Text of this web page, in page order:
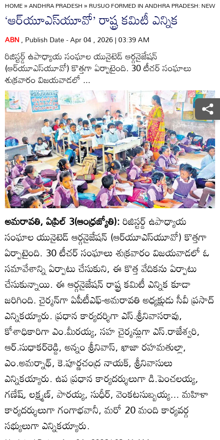
HOME»ANDHRA PRADESH»RUSUO FORMED IN ANDHRA PRADESH: NEW
‘ఆర్‌యూఎస్‌యూవో’ రాష్ట్ర కమిటీ ఎన్నిక
ABN, Publish Date - Apr 04 , 2026 | 03:39 AM
రిజిస్టర్డ్‌ ఉపాధ్యాయ సంఘాల యునైటెడ్‌ ఆర్గనైజేషన్‌
(ఆర్‌యూఎస్‌యూవో) కొత్తగా ఏర్పాటైంది. 30 టీచర్‌ సంఘాలు
శుక్రవారం విజయవాడలో ...
అమరావతి, ఏప్రిల్‌ 3(ఆంధ్రజ్యోతి):రిజిస్టర్డ్‌ ఉపాధ్యాయ
సంఘాల యునైటెడ్‌ ఆర్గనైజేషన్‌ (ఆర్‌యూఎస్‌యూవో) కొత్తగా
ఏర్పాటైంది. 30 టీచర్‌ సంఘాలు శుక్రవారం విజయవాడలో ఓ
సమావేశాన్ని ఏర్పాటు చేసుకుని, ఈ కొత్త వేదికను ఏర్పాటు
చేసుకున్నాయి. ఈ ఆర్గనైజేషన్‌ రాష్ట్ర కమిటీ ఎన్నిక కూడా
జరిగింది. చైర్మన్‌గా ఏపీటీఎఫ్-అమరావతి అధ్యక్షుడు సీవీ ప్రసాద్‌
ఎన్నికయ్యారు. ప్రధాన కార్యదర్శిగా ఎస్‌.శ్రీనివాసరావు,
కోశాధికారిగా ఎం.మీరయ్య, సహ చైర్మన్లుగా ఎస్‌.రాజేశ్వరి,
ఆర్‌.సుధాకర్‌రెడ్డి, అన్నం శ్రీనివాస్‌, ఖాజా రహమతుల్లా,
ఎం.అమర్నాథ్‌, కె.పూర్ణచంద్ర నాయక్‌, శ్రీనివాసులు
ఎన్నికయ్యారు. ఉప ప్రధాన కార్యదర్శులుగా డి.పెంచలయ్య,
గణేష్‌, లక్ష్మణ్‌, పారయ్య, సుధీర్‌, వెంకటసుబ్బయ్య... మహిళా
కార్యదర్శులుగా గంగాభవానీ, మరో 20 మంది కార్యవర్గ
సభ్యులుగా ఎన్నికయ్యారు.